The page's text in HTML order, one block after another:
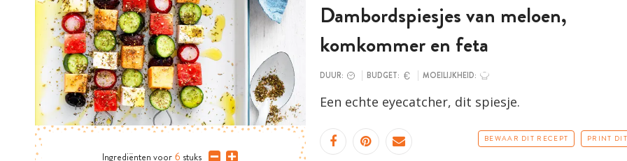
Dambordspiesjes van meloen,
komkommer en feta
DUUR: BUDGET: MOEILIJKHEID:
Een echte eyecatcher, dit spiesje.
BEWAAR DIT RECEPT PRINT
Ingrediënten voor 6 stuks